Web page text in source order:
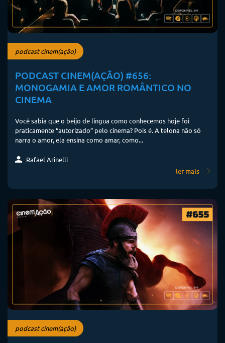
podcast cinem(ação)
PODCAST CINEM(AÇÃO) #656:
MONOGAMIA E AMOR ROMÂNTICO NO
CINEMA
Você sabia que o beijo de língua como conhecemos hoje foi
praticamente “autorizado” pelo cinema? Pois é. A telona não só
narra o amor, ela ensina como amar, como...
Rafael Arinelli
ler mais
podcast cinem(ação)